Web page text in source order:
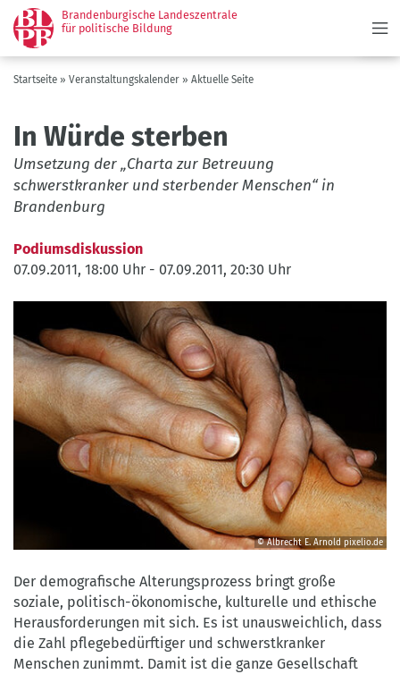
Direkt
zum
Inhalt
Brandenburgische Landeszentrale
für politische Bildung
Pfadnavigation
Startseite Veranstaltungskalender Aktuelle Seite
In Würde sterben
Umsetzung der „Charta zur Betreuung
schwerstkranker und sterbender Menschen“ in
Brandenburg
Podiumsdiskussion
07.09.2011, 18:00 Uhr - 07.09.2011, 20:30 Uhr
Albrecht
E.
Arnold
pixelio.de
© Albrecht E. Arnold pixelio.de
Der demografische Alterungsprozess bringt große
soziale, politisch-ökonomische, kulturelle und ethische
Herausforderungen mit sich. Es ist unausweichlich, dass
die Zahl pflegebedürftiger und schwerstkranker
Menschen zunimmt. Damit ist die ganze Gesellschaft